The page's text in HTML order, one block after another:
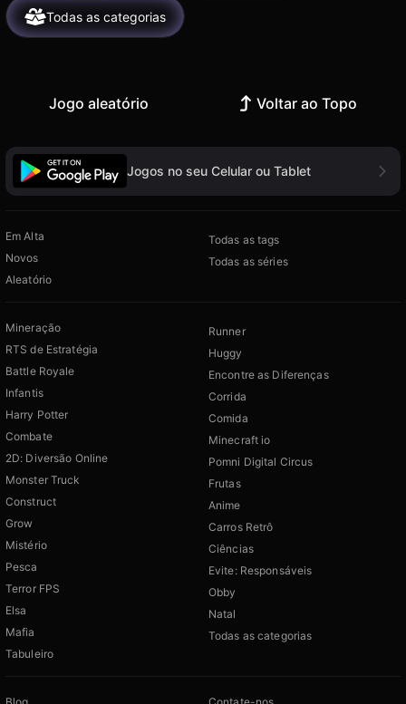
Todas as categorias
Jogo aleatório Voltar ao Topo
Jogos no seu Celular ou Tablet
Em Alta
Novos
Aleatório
Todas as tags
Todas as séries
Mineração
RTS de Estratégia
Battle Royale
Infantis
Harry Potter
Combate
2D: Diversão Online
Monster Truck
Construct
Grow
Mistério
Pesca
Terror FPS
Elsa
Mafia
Tabuleiro
Runner
Huggy
Encontre as Diferenças
Corrida
Comida
Minecraft io
Pomni Digital Circus
Frutas
Anime
Carros Retrô
Ciências
Evite: Responsáveis
Obby
Natal
Todas as categorias